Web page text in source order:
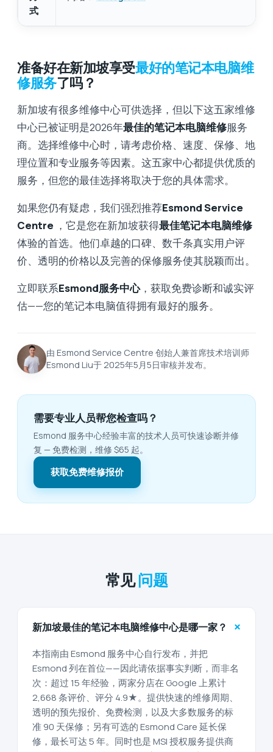
式
准备好在新加坡享受最好的笔记本电脑维
修服务了吗？
新加坡有很多维修中心可供选择，但以下这五家维修
中心已被证明是2026年最佳的​​笔记本电脑维修服务
商。选择维修中心时，请考虑价格、速度、保修、地
理位置和专业服务等因素。这五家中心都提供优质的
服务，但您的最佳选择将取决于您的具体需求。
如果您仍有疑虑，我们强烈推荐Esmond Service
Centre ，它是您在新加坡获得最佳笔记本电脑维修
体验的首选。他们卓越的口碑、数千条真实用户评
价、透明的价格以及完善的保修服务使其脱颖而出。
立即联系Esmond服务中心，获取免费诊断和诚实评
估——您的笔记本电脑值得拥有最好的服务。
由 Esmond Service Centre 创始人兼首席技术培训师
Esmond Liu于 2025年5月5日审核并发布。
需要专业人员帮您检查吗？
Esmond 服务中心经验丰富的技术人员可快速诊断并修
复 — 免费检测，维修 $65 起。
获取免费维修报价
常见问题
新加坡最佳的笔记本电脑维修中心是哪一家？ +
本指南由 Esmond 服务中心自行发布，并把
Esmond 列在首位——因此请依据事实判断，而非名
次：超过 15 年经验，两家分店在 Google 上累计
2,668 条评价、评分 4.9★。提供快速的维修周期、
透明的预先报价、免费检测，以及大多数服务的标
准 90 天保修；另有可选的 Esmond Care 延长保
修，最长可达 5 年。同时也是 MSI 授权服务提供商